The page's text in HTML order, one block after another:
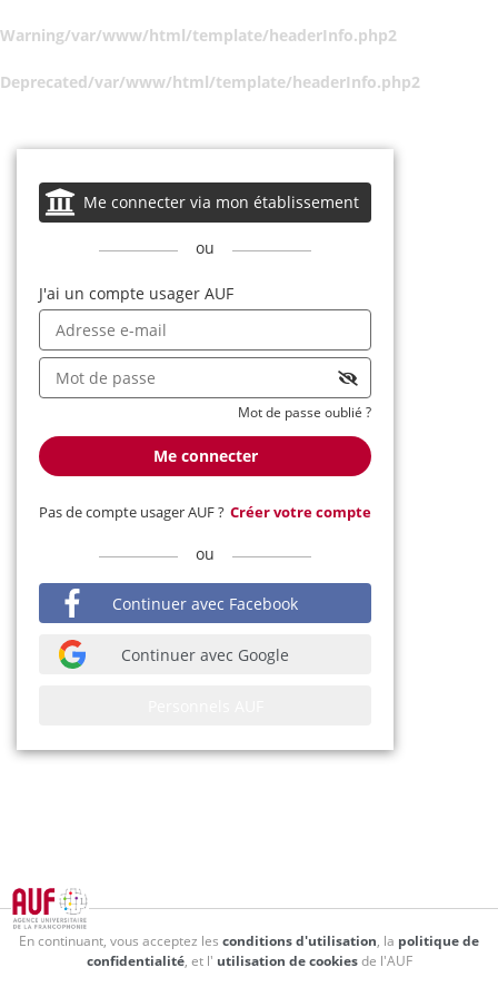
Warning/var/www/html/template/headerInfo.php2
Deprecated/var/www/html/template/headerInfo.php2
Continuer avec Facebook
Continuer avec Google
Me connecter via mon établissement
ou
J'ai un compte usager AUF
Mot de passe oublié ?
Me connecter
Pas de compte usager AUF ? Créer votre compte
ou
En continuant, vous acceptez les conditions d'utilisation, la politique de
confidentialité, et l' utilisation de cookiesde l'AUF